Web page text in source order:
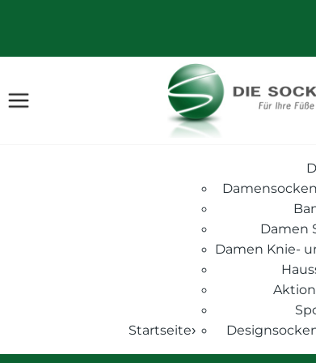
Startseite›
Damen
Damen Knie-